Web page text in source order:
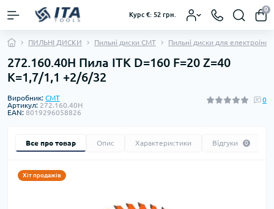
Курс €: 52 грн.
0
ПИЛЬНІ ДИСКИ Пильні диски CMT Пильні диски для
272.160.40H Пила ITK D=160 F=20 Z=40
K=1,7/1,1 +2/6/32
Виробник: CMT
Артикул: 272.160.40H
EAN: 8019296058826
0
Все про товар Опис Характеристики Відгуки 0
Хіт продажів